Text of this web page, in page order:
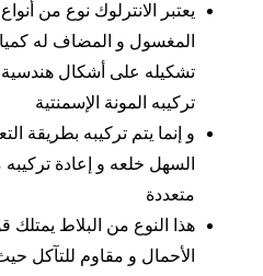
يعتبر الانترلوك نوع من
المغسول و المضاف له
تشكيله على أشكال
تركيبه المونة الإسمنتية
و إنما يتم تركيبه بطريقة
السهل خلعه و إعادة
متعددة
هذا النوع من البلاط
الأحمال و مقاوم للتآكل